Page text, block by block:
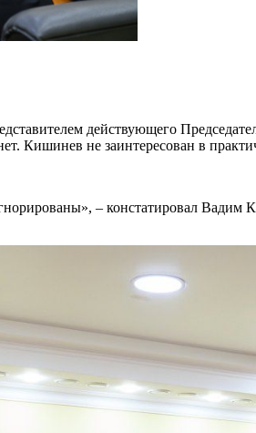
действующего
Кишинев не заинтересован в
– констатировал Вадим